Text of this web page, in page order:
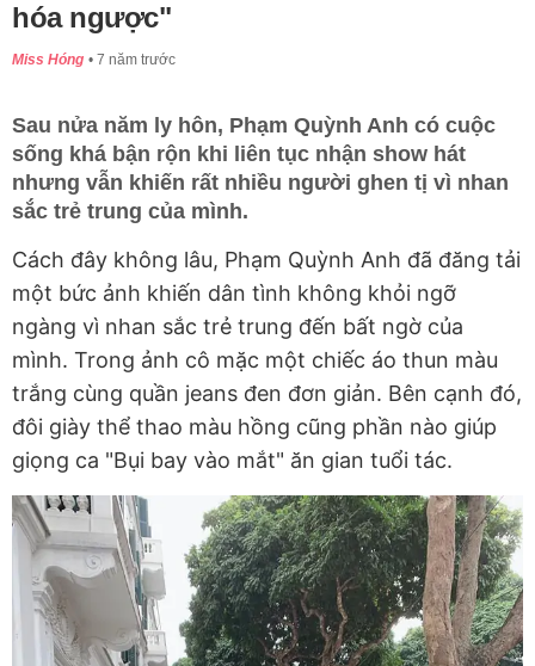
hóa ngược"
Miss Hóng 7 năm trước
Sau nửa năm ly hôn, Phạm Quỳnh Anh có cuộc
sống khá bận rộn khi liên tục nhận show hát
nhưng vẫn khiến rất nhiều người ghen tị vì nhan
sắc trẻ trung của mình.
Cách đây không lâu, Phạm Quỳnh Anh đã đăng tải
một bức ảnh khiến dân tình không khỏi ngỡ
ngàng vì nhan sắc trẻ trung đến bất ngờ của
mình. Trong ảnh cô mặc một chiếc áo thun màu
trắng cùng quần jeans đen đơn giản. Bên cạnh đó,
đôi giày thể thao màu hồng cũng phần nào giúp
giọng ca "Bụi bay vào mắt" ăn gian tuổi tác.